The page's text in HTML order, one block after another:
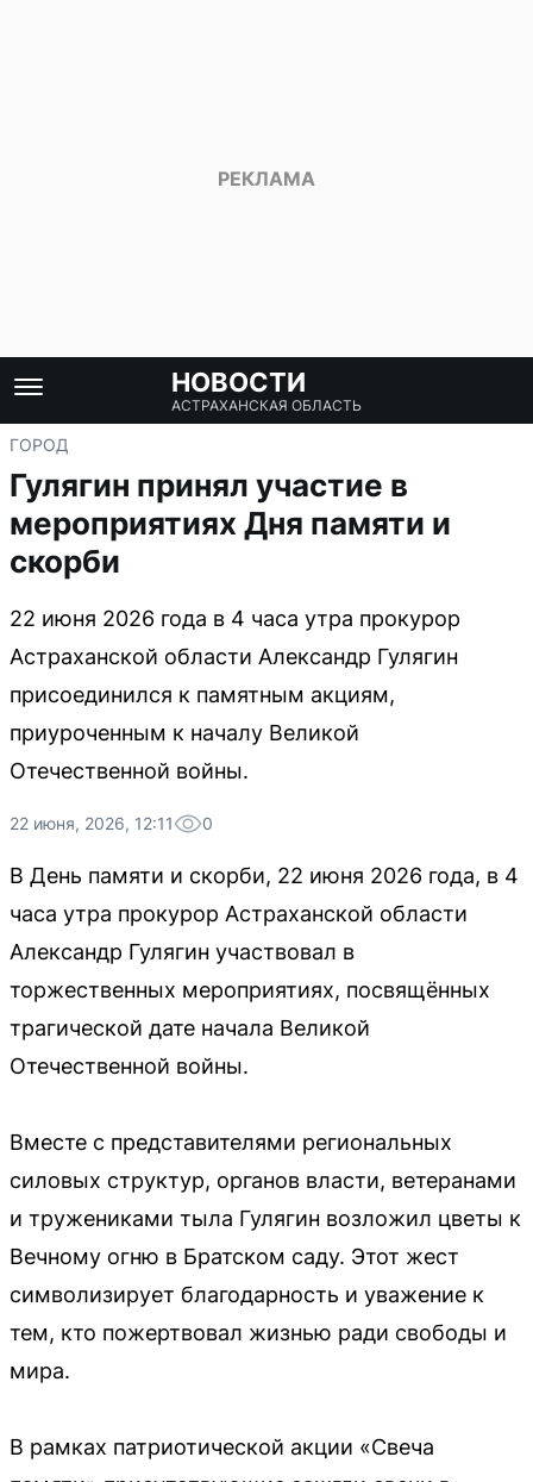
НОВОСТИ
АСТРАХАНСКАЯ ОБЛАСТЬ
ГОРОД
Гулягин принял участие в
мероприятиях Дня памяти и
скорби
22 июня 2026 года в 4 часа утра прокурор
Астраханской области Александр Гулягин
присоединился к памятным акциям,
приуроченным к началу Великой
Отечественной войны.
22 июня, 2026, 12:11 0
В День памяти и скорби, 22 июня 2026 года, в 4
часа утра прокурор Астраханской области
Александр Гулягин участвовал в
торжественных мероприятиях, посвящённых
трагической дате начала Великой
Отечественной войны.
Вместе с представителями региональных
силовых структур, органов власти, ветеранами
и тружениками тыла Гулягин возложил цветы к
Вечному огню в Братском саду. Этот жест
символизирует благодарность и уважение к
тем, кто пожертвовал жизнью ради свободы и
мира.
В рамках патриотической акции «Свеча